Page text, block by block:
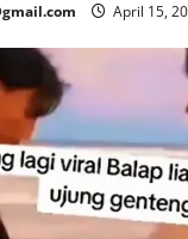
April 15,